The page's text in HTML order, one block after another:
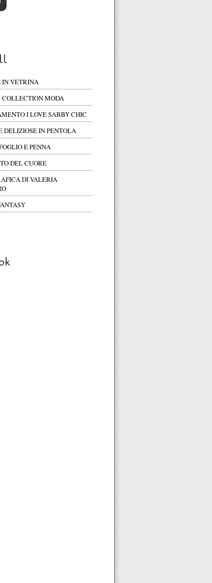
IN VETRINA
MODA
I LOVE SABBY CHIC
DELIZIOSE IN PENTOLA
E PENNA
DEL CUORE
DI VALERIA